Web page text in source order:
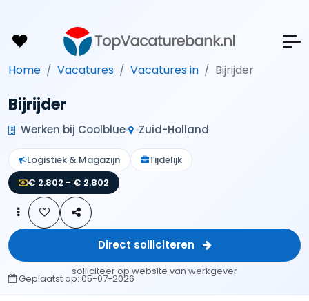
Home Vacatures Vacatures in Bijrijder
Bijrijder
Werken bij Coolblue Zuid-Holland
Logistiek & Magazijn
Tijdelijk
€ 2.802 - € 2.802
Direct solliciteren
solliciteer op website van werkgever
Geplaatst op:05-07-2026